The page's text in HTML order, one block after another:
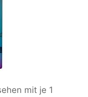
mit je 1